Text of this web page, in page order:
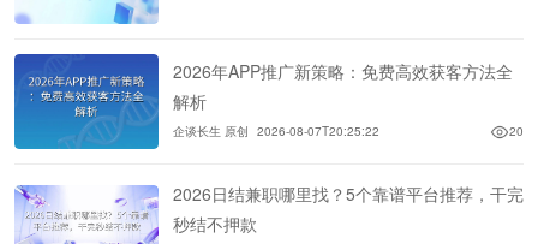
2026年APP推广新策略：免费高效获客方法全
解析
企谈长生 原创 2026-08-07T20:25:22 20
2026日结兼职哪里找？5个靠谱平台推荐，干完
秒结不押款